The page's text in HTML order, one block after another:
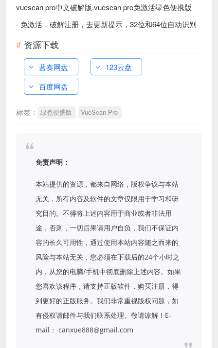
vuescan pro中文破解版,vuescan pro免激活绿色便携版
- 免激活，破解注册，去更新提示，32位和64位自动识别
资源下载
蓝奏网盘
123云盘
百度网盘
标签： 绿色便携版 VueScan Pro
免责声明：
本站提供的资源，都来自网络，版权争议与本站
无关，所有内容及软件的文章仅限用于学习和研
究目的。不得将上述内容用于商业或者非法用
途，否则，一切后果请用户自负，我们不保证内
容的长久可用性，通过使用本站内容随之而来的
风险与本站无关，您必须在下载后的24个小时之
内，从您的电脑/手机中彻底删除上述内容。如果
您喜欢该程序，请支持正版软件，购买注册，得
到更好的正版服务。我们非常重视版权问题，如
有侵权请邮件与我们联系处理。敬请谅解！E-
mail： canxue888@gmail.com